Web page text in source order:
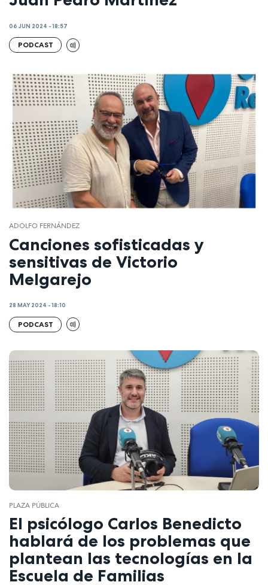
06 JUN 2024 - 18:57
PODCAST
ADOLFO FERNÁNDEZ
Canciones sofisticadas y
sensitivas de Victorio
Melgarejo
28 MAY 2024 - 18:10
PODCAST
PLAZA PÚBLICA
El psicólogo Carlos Benedicto
hablará de los problemas que
plantean las tecnologías en la
Escuela de Familias